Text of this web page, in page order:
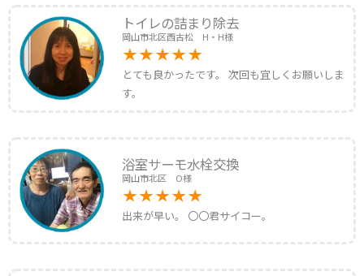
トイレの詰まり除去
岡山市北区西古松 H・H様
とても良かったです。 次回も宜しくお願いしま
す。
浴室サーモ水栓交換
岡山市北区 O様
出来が早い。 〇〇君サイコー。